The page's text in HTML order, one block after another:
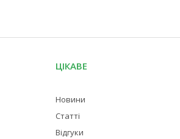
ЦІКАВЕ
Новини
Статті
Відгуки